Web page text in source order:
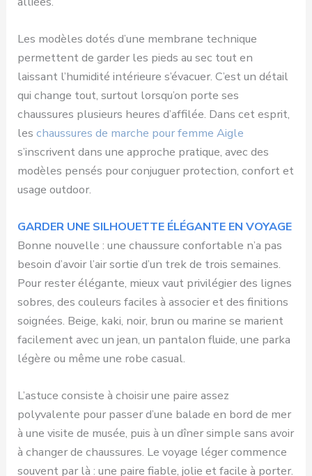
Les modèles dotés d’une membrane technique
permettent de garder les pieds au sec tout en
laissant l’humidité intérieure s’évacuer. C’est un détail
qui change tout, surtout lorsqu’on porte ses
chaussures plusieurs heures d’affilée. Dans cet esprit,
les chaussures de marche pour femme Aigle
s’inscrivent dans une approche pratique, avec des
modèles pensés pour conjuguer protection, confort et
usage outdoor.
GARDER UNE SILHOUETTE ÉLÉGANTE EN VOYAGE
Bonne nouvelle : une chaussure confortable n’a pas
besoin d’avoir l’air sortie d’un trek de trois semaines.
Pour rester élégante, mieux vaut privilégier des lignes
sobres, des couleurs faciles à associer et des finitions
soignées. Beige, kaki, noir, brun ou marine se marient
facilement avec un jean, un pantalon fluide, une parka
légère ou même une robe casual.
L’astuce consiste à choisir une paire assez
polyvalente pour passer d’une balade en bord de mer
à une visite de musée, puis à un dîner simple sans avoir
à changer de chaussures. Le voyage léger commence
souvent par là : une paire fiable, jolie et facile à porter.